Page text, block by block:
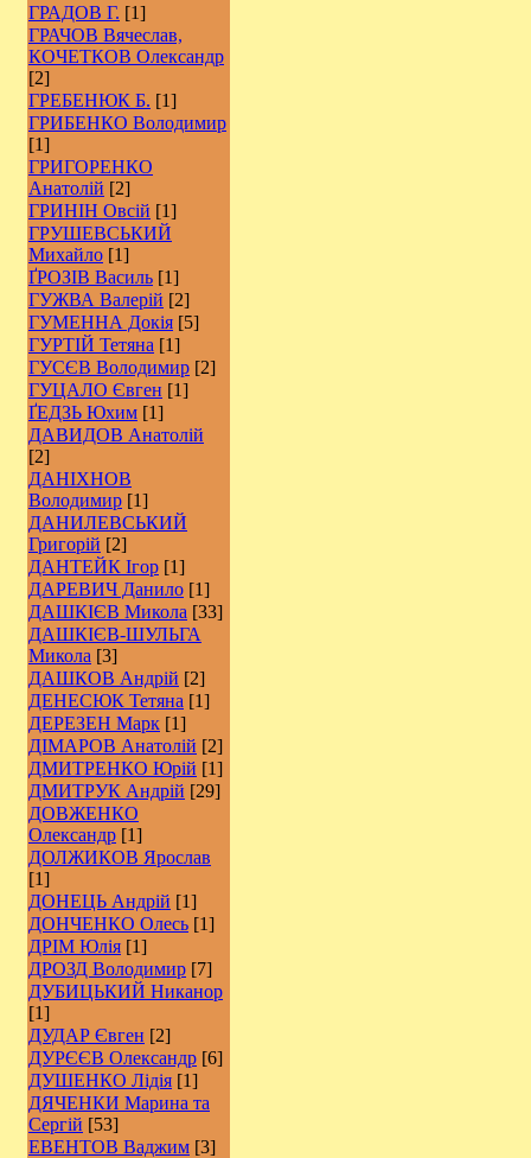
ГРАДОВ Г. [1]
ГРАЧОВ Вячеслав,
КОЧЕТКОВ Олександр
[2]
ГРЕБЕНЮК Б. [1]
ГРИБЕНКО Володимир
[1]
ГРИГОРЕНКО
Анатолій [2]
ГРИНІН Овсій [1]
ГРУШЕВСЬКИЙ
Михайло [1]
ҐРОЗІВ Василь [1]
ГУЖВА Валерій [2]
ГУМЕННА Докія [5]
ГУРТІЙ Тетяна [1]
ГУСЄВ Володимир [2]
ГУЦАЛО Євген [1]
ҐЕДЗЬ Юхим [1]
ДАВИДОВ Анатолій
[2]
ДАНІХНОВ
Володимир [1]
ДАНИЛЕВСЬКИЙ
Григорій [2]
ДАНТЕЙК Ігор [1]
ДАРЕВИЧ Данило [1]
ДАШКІЄВ Микола [33]
ДАШКІЄВ-ШУЛЬГА
Микола [3]
ДАШКОВ Андрій [2]
ДЕНЕСЮК Тетяна [1]
ДЕРЕЗЕН Марк [1]
ДІМАРОВ Анатолій [2]
ДМИТРЕНКО Юрій [1]
ДМИТРУК Андрій [29]
ДОВЖЕНКО
Олександр [1]
ДОЛЖИКОВ Ярослав
[1]
ДОНЕЦЬ Андрій [1]
ДОНЧЕНКО Олесь [1]
ДРІМ Юлія [1]
ДРОЗД Володимир [7]
ДУБИЦЬКИЙ Никанор
[1]
ДУДАР Євген [2]
ДУРЄЄВ Олександр [6]
ДУШЕНКО Лідія [1]
ДЯЧЕНКИ Марина та
Сергій [53]
ЕВЕНТОВ Ваджим [3]